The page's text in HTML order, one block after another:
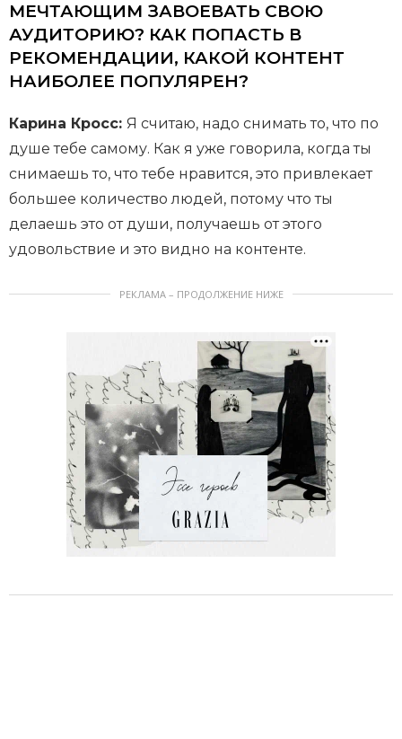
МЕЧТАЮЩИМ ЗАВОЕВАТЬ СВОЮ
АУДИТОРИЮ? КАК ПОПАСТЬ В
РЕКОМЕНДАЦИИ, КАКОЙ КОНТЕНТ
НАИБОЛЕЕ ПОПУЛЯРЕН?
Карина Кросс: Я считаю, надо снимать то, что по
душе тебе самому. Как я уже говорила, когда ты
снимаешь то, что тебе нравится, это привлекает
большее количество людей, потому что ты
делаешь это от души, получаешь от этого
удовольствие и это видно на контенте.
РЕКЛАМА – ПРОДОЛЖЕНИЕ НИЖЕ